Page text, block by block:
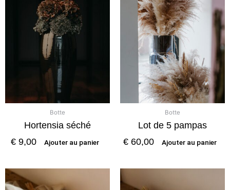
Botte
Hortensia séché
€ 9,00 Ajouter au panier
Botte
Lot de 5 pampas
€ 60,00 Ajouter au panier